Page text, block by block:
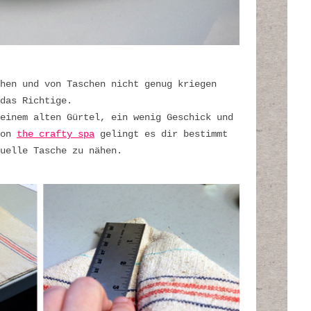
und von Taschen nicht genug kriegen
Richtige.
alten Gürtel, ein wenig Geschick und
the crafty spa gelingt es dir bestimmt
Tasche zu nähen.